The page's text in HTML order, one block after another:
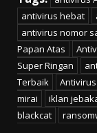
antivirus hebat
antivirus nomor
Papan Atas
Super Ringan
Terbaik
mirai
iklan
blackcat